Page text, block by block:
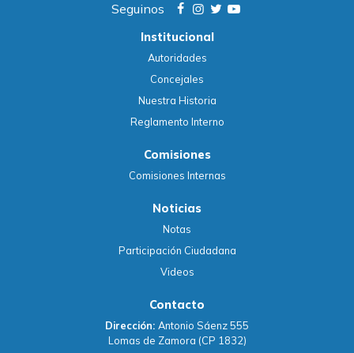
Seguinos
Institucional
Autoridades
Concejales
Nuestra Historia
Reglamento Interno
Comisiones
Comisiones Internas
Noticias
Notas
Participación Ciudadana
Videos
Contacto
Dirección: Antonio Sáenz 555
Lomas de Zamora (CP 1832)